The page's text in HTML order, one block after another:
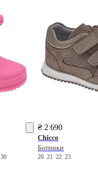
30
₴ 2 690
Chicco
Ботинки
20212223